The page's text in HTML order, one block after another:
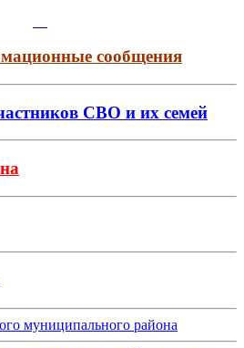
сообщения
СВО и их семей
муниципального района